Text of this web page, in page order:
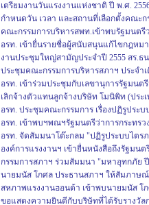
เตรียมงานวันแรงงานแห่งชาติ ปี พ.ศ.
กำหนดวัน เวลา และสถานที่เลือกตั้งคณะก
คณะกรรมการบริหารสพท.เข้าพบรัฐมนตรี
อรท. เข้ายื่นรายชื่อผู้สนับสนุนแก้ไขกฎหม
งานประชุมใหญ่สามัญประจำปี 2555 สร.ธ
ประชุมคณะกรรมการบริหารสภาฯ ประจำ
อรท. เข้าร่วมประชุมกับเลขานุการรัฐมนต
เลิกจ้างตัวแทนลูกจ้างบริษัท โมนิพิท (ประ
อรท. ประชุมคณะกรรมการ เรื่องปฏิรูประบ
อรท. เข้าพบฯพณฯรัฐมนตรีว่าการกระทรว
อรท. จัดสัมมนาโต๊ะกลม "ปฏิรูประบบไตร
องค์การแรงงานฯ เข้ายื่นหนังสือถึงรัฐมนต
กรรมการสภาฯ ร่วมสัมมนา "มหาอุทกภัย
นายมนัส โกศล ประธานสภาฯ ให้สัมภาษ
สหภาพแรงงานฮอนด้า เข้าพบนายมนัส โ
ขอแสดงความยินดีกับบริษัทที่ได้รับรางวัล